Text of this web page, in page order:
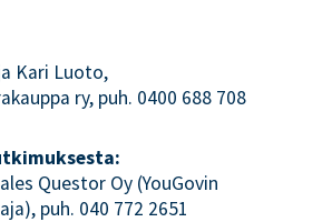
Kari Luoto,
ry, puh. 0400 688 708
Questor Oy (YouGovin
puh. 040 772 2651